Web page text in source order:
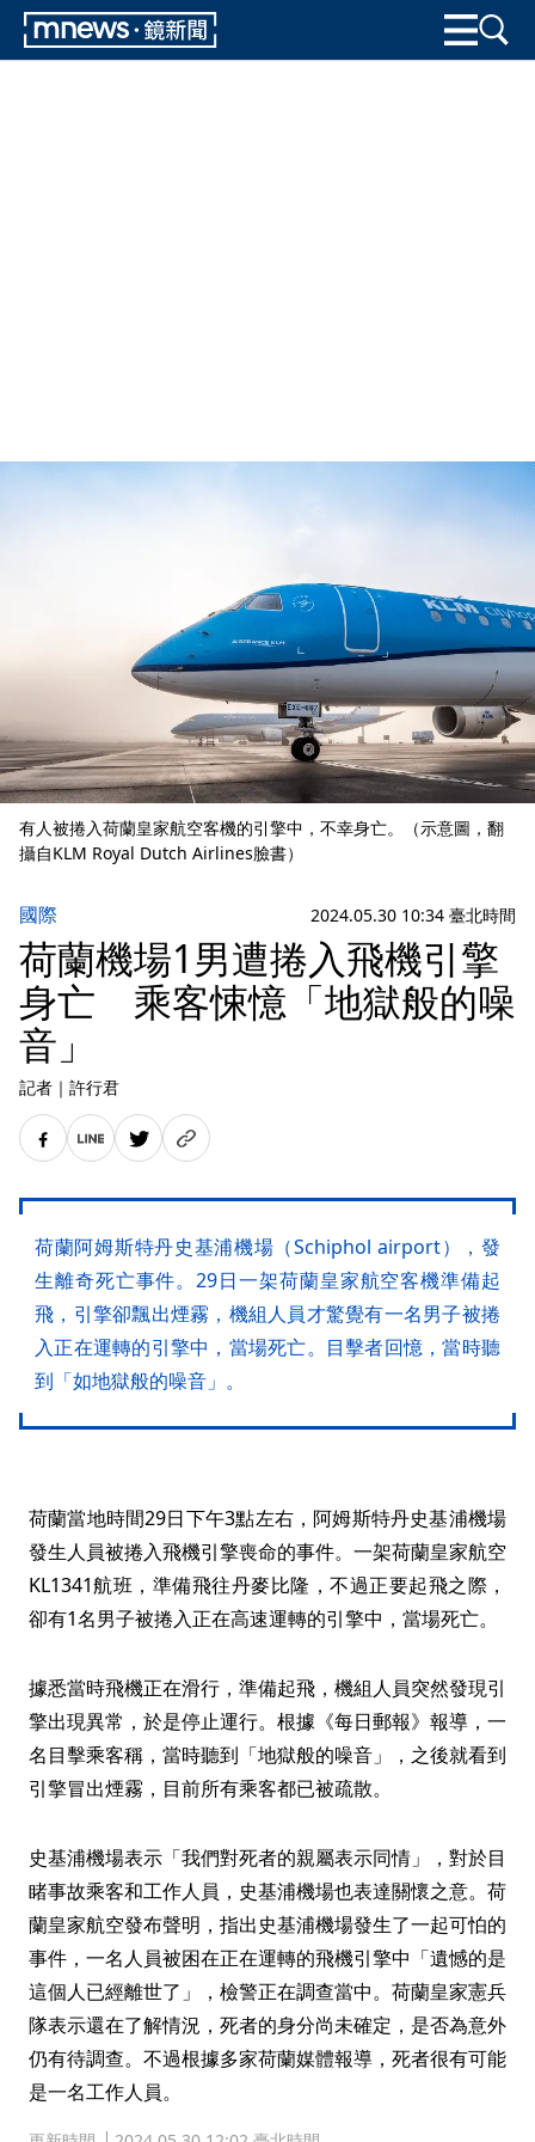
有人被捲入荷蘭皇家航空客機的引擎中，不幸身亡。（示意圖，翻
攝自KLM Royal Dutch Airlines臉書）
國際 2024.05.30 10:34 臺北時間
荷蘭機場1男遭捲入飛機引擎
身亡 乘客悚憶「地獄般的噪
音」
記者 ｜ 許行君
荷蘭阿姆斯特丹史基浦機場（Schiphol airport），發
生離奇死亡事件。29日一架荷蘭皇家航空客機準備起
飛，引擎卻飄出煙霧，機組人員才驚覺有一名男子被捲
入正在運轉的引擎中，當場死亡。目擊者回憶，當時聽
到「如地獄般的噪音」。
荷蘭當地時間29日下午3點左右，阿姆斯特丹史基浦機場
發生人員被捲入飛機引擎喪命的事件。一架荷蘭皇家航空
KL1341航班，準備飛往丹麥比隆，不過正要起飛之際，
卻有1名男子被捲入正在高速運轉的引擎中，當場死亡。
據悉當時飛機正在滑行，準備起飛，機組人員突然發現引
擎出現異常，於是停止運行。根據《每日郵報》報導，一
名目擊乘客稱，當時聽到「地獄般的噪音」，之後就看到
引擎冒出煙霧，目前所有乘客都已被疏散。
史基浦機場表示「我們對死者的親屬表示同情」，對於目
睹事故乘客和工作人員，史基浦機場也表達關懷之意。荷
蘭皇家航空發布聲明，指出史基浦機場發生了一起可怕的
事件，一名人員被困在正在運轉的飛機引擎中「遺憾的是
這個人已經離世了」，檢警正在調查當中。荷蘭皇家憲兵
隊表示還在了解情況，死者的身分尚未確定，是否為意外
仍有待調查。不過根據多家荷蘭媒體報導，死者很有可能
是一名工作人員。